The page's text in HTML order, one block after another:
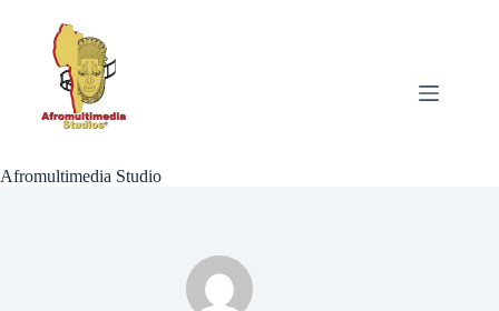
Afromultimedia Studio